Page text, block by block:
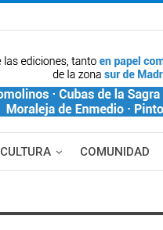
CULTURA COMUNIDAD